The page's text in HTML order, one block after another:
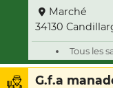
Marché
34130
Tous les
G.f.a